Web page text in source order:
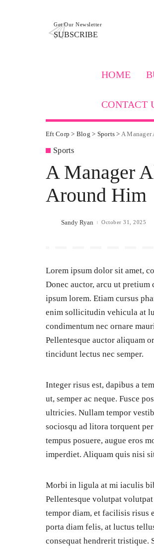
Get Our Newsletter
SUBSCRIBE
HOME
CONTACT
Eft Corp > Blog > Sports > A Manager
Sports
A Manager
Around Him
Posted
Sandy Ryan October 31, 2025
Lorem ipsum dolor sit amet,
Donec auctor, arcu ut pretium
ipsum lorem. Etiam cursus
enim sollicitudin vehicula at
condimentum nec ornare
Pellentesque auctor aliquam
tincidunt lectus nec semper.
Integer risus est, dapibus a
ut, semper ac neque. Fusce
ultricies. Nullam tempor
sociosqu ad litora torquent
tempus posuere, augue eros
imperdiet. Aliquam quis nisi
Morbi in ligula at mi iaculis
Pellentesque volutpat
tempor diam, et facilisis risus
porta diam felis, at luctus
consequat hendrerit tristique.